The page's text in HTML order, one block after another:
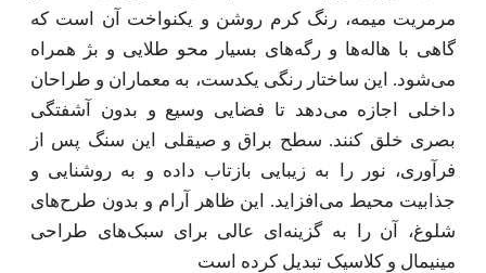
مرمریت میمه، رنگ کرم روشن و یکنواخت آن است که
گاهی با هاله‌ها و رگه‌های بسیار محو طلایی و بژ همراه
می‌شود. این ساختار رنگی یکدست، به معماران و طراحان
داخلی اجازه می‌دهد تا فضایی وسیع و بدون آشفتگی
بصری خلق کنند. سطح براق و صیقلی این سنگ پس از
فرآوری، نور را به زیبایی بازتاب داده و به روشنایی و
جذابیت محیط می‌افزاید. این ظاهر آرام و بدون طرح‌های
شلوغ، آن را به گزینه‌ای عالی برای سبک‌های طراحی
مینیمال و کلاسیک تبدیل کرده است